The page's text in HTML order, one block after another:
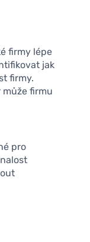
firmy lépe
jak
firmy.
firmu
pro